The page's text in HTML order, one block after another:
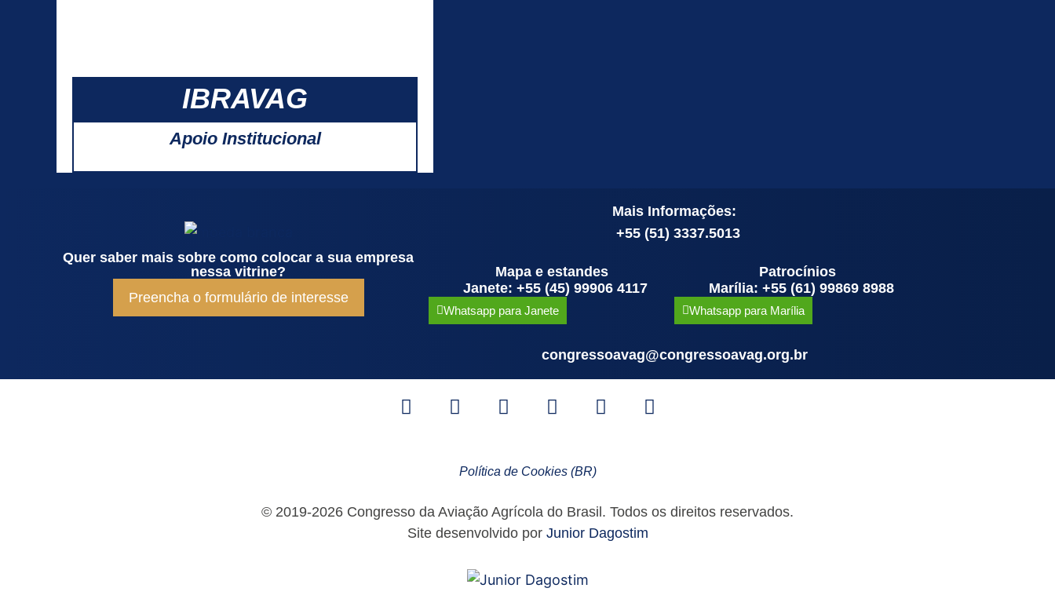
IBRAVAG
Apoio Institucional
Quer saber mais sobre como colocar a sua empresa
nessa vitrine?
Preencha o formulário de interesse
Mais Informações:
+55 (51) 3337.5013
Mapa e estandes
Janete: +55 (45) 99906 4117
Whatsapp para Janete
Patrocínios
Marília: +55 (61) 99869 8988
Whatsapp para Marília
congressoavag@congressoavag.org.br
Política de Cookies (BR)
© 2019-2026 Congresso da Aviação Agrícola do Brasil. Todos os direitos reservados.
Site desenvolvido por Junior Dagostim